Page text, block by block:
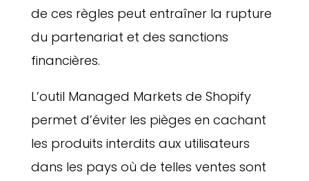
de ces règles peut entraîner la rupture
du partenariat et des sanctions
financières.
L’outil Managed Markets de Shopify
permet d’éviter les pièges en cachant
les produits interdits aux utilisateurs
dans les pays où de telles ventes sont